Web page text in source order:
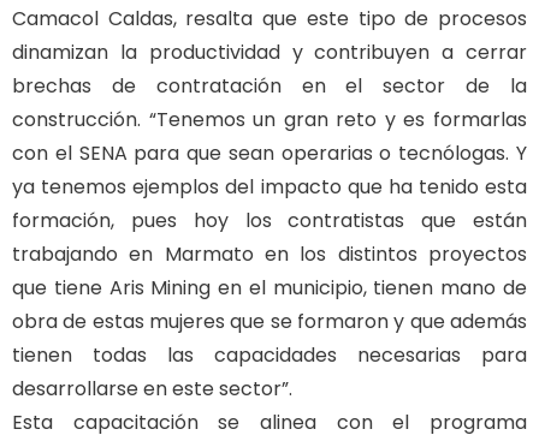
Camacol Caldas, resalta que este tipo de procesos
dinamizan la productividad y contribuyen a cerrar
brechas de contratación en el sector de la
construcción. “Tenemos un gran reto y es formarlas
con el SENA para que sean operarias o tecnólogas. Y
ya tenemos ejemplos del impacto que ha tenido esta
formación, pues hoy los contratistas que están
trabajando en Marmato en los distintos proyectos
que tiene Aris Mining en el municipio, tienen mano de
obra de estas mujeres que se formaron y que además
tienen todas las capacidades necesarias para
desarrollarse en este sector”.
Esta capacitación se alinea con el programa